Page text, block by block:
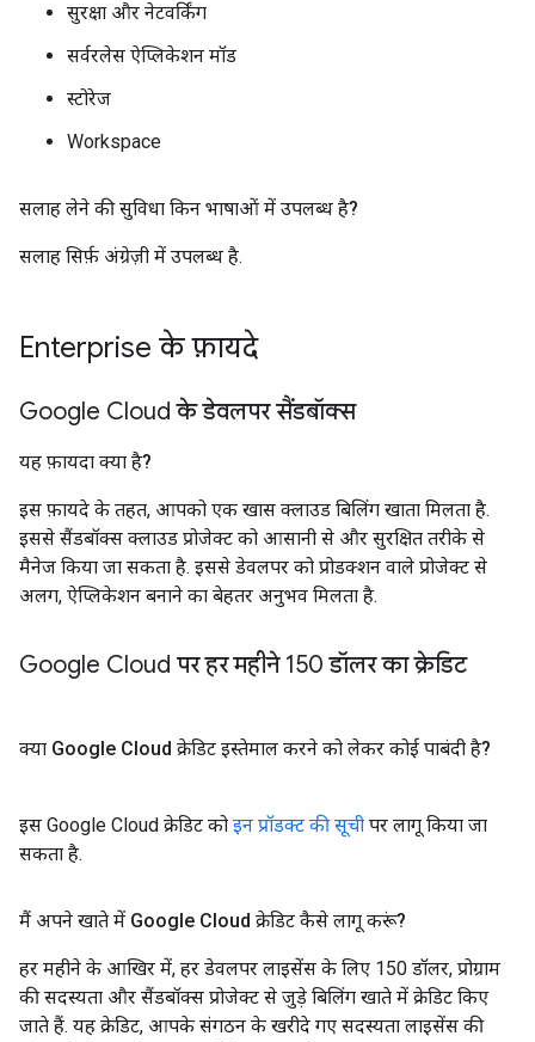
सुरक्षा और नेटवर्किंग
सर्वरलेस ऐप्लिकेशन मॉड
स्टोरेज
Workspace
सलाह लेने की सुविधा किन भाषाओं में उपलब्ध है?
सलाह सिर्फ़ अंग्रेज़ी में उपलब्ध है.
Enterprise के फ़ायदे
Google Cloud के डेवलपर सैंडबॉक्स
यह फ़ायदा क्या है?
इस फ़ायदे के तहत, आपको एक खास क्लाउड बिलिंग खाता मिलता है.
इससे सैंडबॉक्स क्लाउड प्रोजेक्ट को आसानी से और सुरक्षित तरीके से
मैनेज किया जा सकता है. इससे डेवलपर को प्रोडक्शन वाले प्रोजेक्ट से
अलग, ऐप्लिकेशन बनाने का बेहतर अनुभव मिलता है.
Google Cloud पर हर महीने 150 डॉलर का क्रेडिट
क्या Google Cloud क्रेडिट इस्तेमाल करने को लेकर कोई पाबंदी है?
इस Google Cloud क्रेडिट को इन प्रॉडक्ट की सूची पर लागू किया जा
सकता है.
मैं अपने खाते में Google Cloud क्रेडिट कैसे लागू करूं?
हर महीने के आखिर में, हर डेवलपर लाइसेंस के लिए 150 डॉलर, प्रोग्राम
की सदस्यता और सैंडबॉक्स प्रोजेक्ट से जुड़े बिलिंग खाते में क्रेडिट किए
जाते हैं. यह क्रेडिट, आपके संगठन के खरीदे गए सदस्यता लाइसेंस की